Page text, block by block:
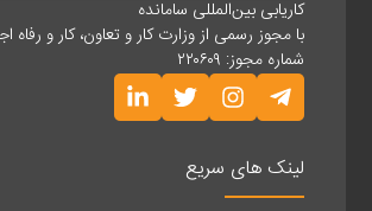
کاریابی بین‌المللی سامانده
با مجوز رسمی از وزارت کار و تعاون، کار و رفاه
شماره مجوز: ۲۲۰۶۰۹
لینک های سریع